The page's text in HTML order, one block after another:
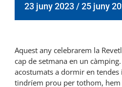
23 juny 2023/25 juny
Aquest any celebrarem la
cap de setmana en un
acostumats a dormir en tendes
tindríem prou per tothom, hem